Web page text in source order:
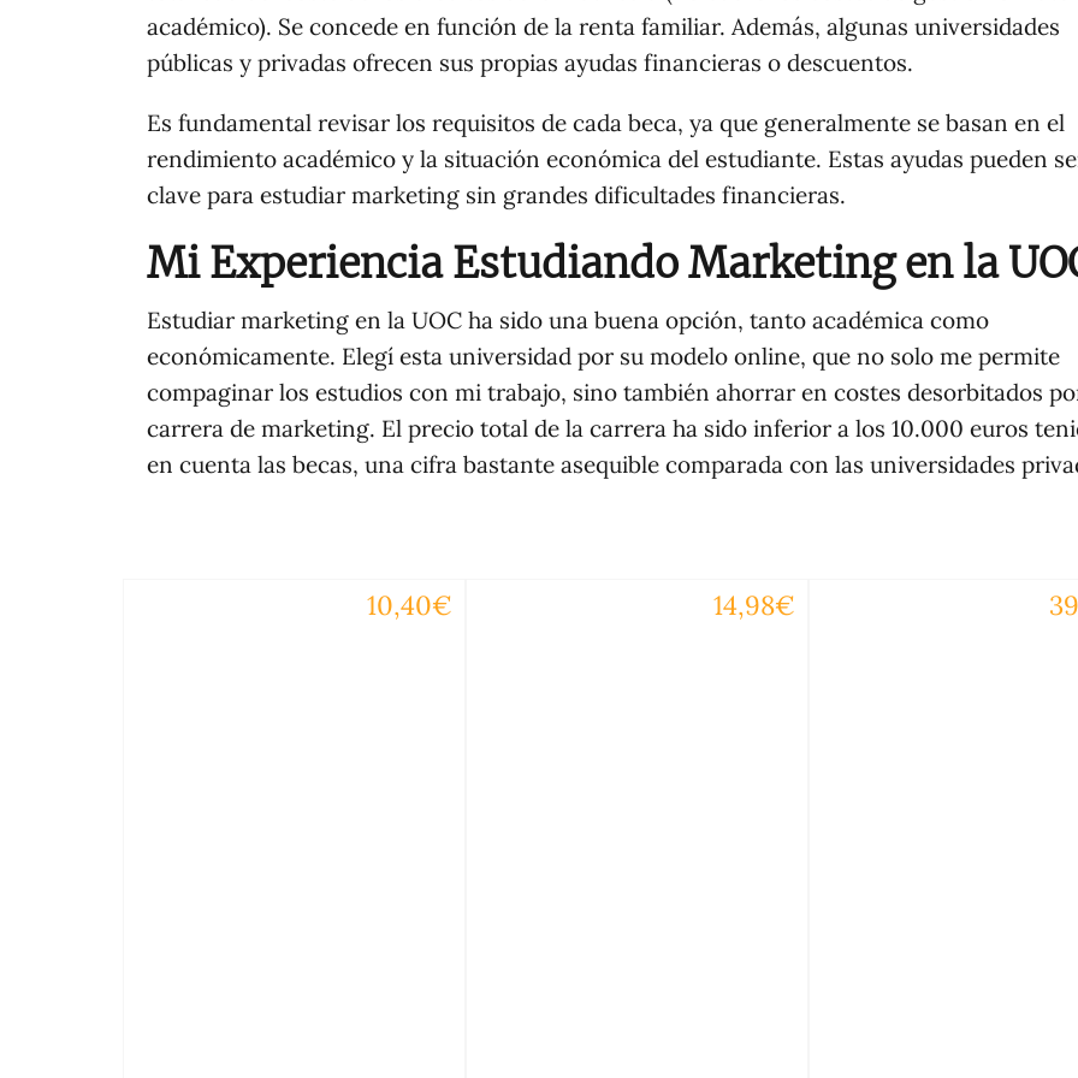
académico). Se concede en función de la renta familiar. Además, algunas universidades
públicas y privadas ofrecen sus propias ayudas financieras o descuentos.
Es fundamental revisar los requisitos de cada beca, ya que generalmente se basan en el
rendimiento académico y la situación económica del estudiante. Estas ayudas pueden
clave para estudiar marketing sin grandes dificultades financieras.
Mi Experiencia Estudiando Marketing en la
Estudiar marketing en la UOC ha sido una buena opción, tanto académica como
económicamente. Elegí esta universidad por su modelo online, que no solo me permite
compaginar los estudios con mi trabajo, sino también ahorrar en costes desorbitados
carrera de marketing. El precio total de la carrera ha sido inferior a los 10.000 euros
en cuenta las becas, una cifra bastante asequible comparada con las universidades
10,40€ 14,98€